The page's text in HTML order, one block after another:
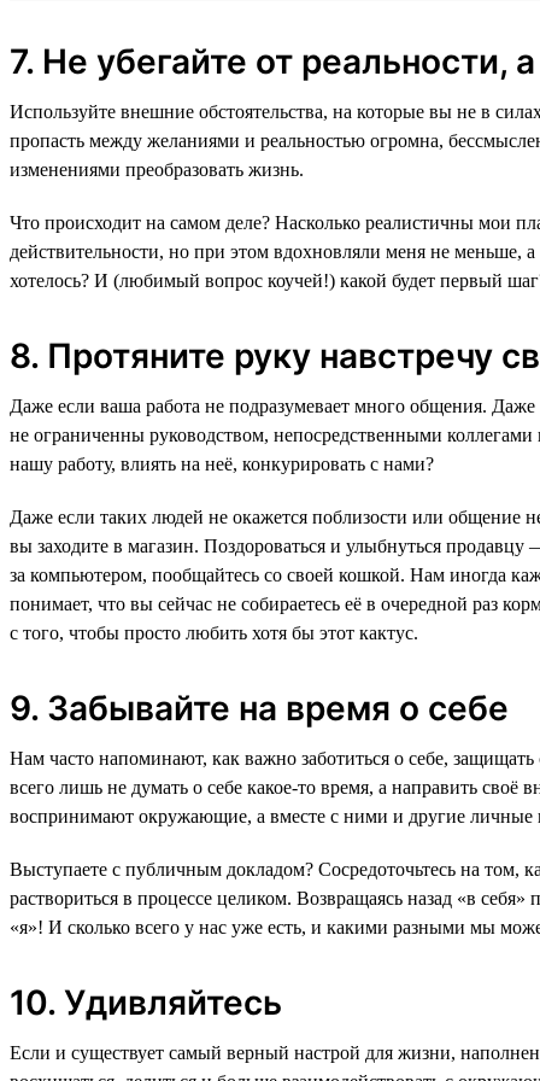
7. Не убегайте от реальности,
Используйте внешние обстоятельства, на которые вы не в
пропасть между желаниями и реальностью огромна,
изменениями преобразовать жизнь.
Что происходит на самом деле? Насколько реалистичны мои
действительности, но при этом вдохновляли меня не меньше,
хотелось? И (любимый вопрос коучей!) какой будет первый
8. Протяните руку навстречу
Даже если ваша работа не подразумевает много общения.
не ограниченны руководством, непосредственными
нашу работу, влиять на неё, конкурировать с нами?
Даже если таких людей не окажется поблизости или общение
вы заходите в магазин. Поздороваться и улыбнуться
за компьютером, пообщайтесь со своей кошкой. Нам иногда
понимает, что вы сейчас не собираетесь её в очередной раз
с того, чтобы просто любить хотя бы этот кактус.
9. Забывайте на время о себе
Нам часто напоминают, как важно заботиться о себе,
всего лишь не думать о себе какое-то время, а направить своё
воспринимают окружающие, а вместе с ними и другие личные
Выступаете с публичным докладом? Сосредоточьтесь на том,
раствориться в процессе целиком. Возвращаясь назад «в
«я»! И сколько всего у нас уже есть, и какими разными мы
10. Удивляйтесь
Если и существует самый верный настрой для жизни,